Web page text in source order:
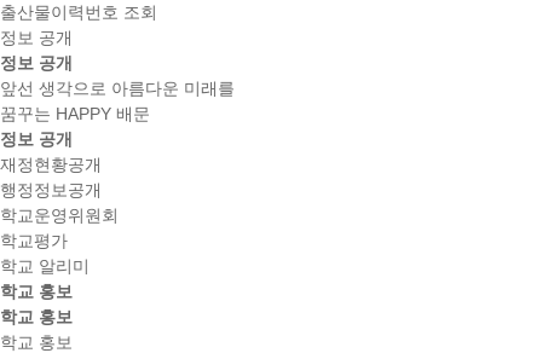
출산물이력번호 조회
정보 공개
정보 공개
앞선 생각으로 아름다운 미래를
꿈꾸는 HAPPY 배문
정보 공개
재정현황공개
행정정보공개
학교운영위원회
학교평가
학교 알리미
학교 홍보
학교 홍보
학교 홍보